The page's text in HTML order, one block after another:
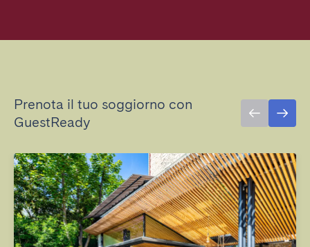
Prenota il tuo soggiorno con
GuestReady